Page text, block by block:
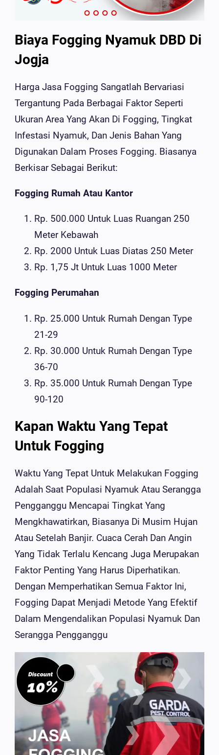
Biaya Fogging Nyamuk DBD Di
Jogja
Harga Jasa Fogging Sangatlah Bervariasi
Tergantung Pada Berbagai Faktor Seperti
Ukuran Area Yang Akan Di Fogging, Tingkat
Infestasi Nyamuk, Dan Jenis Bahan Yang
Digunakan Dalam Proses Fogging. Biasanya
Berkisar Sebagai Berikut:
Fogging Rumah Atau Kantor
Rp. 500.000 Untuk Luas Ruangan 250
Meter Kebawah
Rp. 2000 Untuk Luas Diatas 250 Meter
Rp. 1,75 Jt Untuk Luas 1000 Meter
Fogging Perumahan
Rp. 25.000 Untuk Rumah Dengan Type
21-29
Rp. 30.000 Untuk Rumah Dengan Type
36-70
Rp. 35.000 Untuk Rumah Dengan Type
90-120
Kapan Waktu Yang Tepat
Untuk Fogging
Waktu Yang Tepat Untuk Melakukan Fogging
Adalah Saat Populasi Nyamuk Atau Serangga
Pengganggu Mencapai Tingkat Yang
Mengkhawatirkan, Biasanya Di Musim Hujan
Atau Setelah Banjir. Cuaca Cerah Dan Angin
Yang Tidak Terlalu Kencang Juga Merupakan
Faktor Penting Yang Harus Diperhatikan.
Dengan Memperhatikan Semua Faktor Ini,
Fogging Dapat Menjadi Metode Yang Efektif
Dalam Mengendalikan Populasi Nyamuk Dan
Serangga Pengganggu